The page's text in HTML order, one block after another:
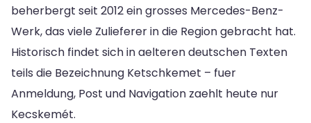
beherbergt seit 2012 ein grosses Mercedes-Benz-
Werk, das viele Zulieferer in die Region gebracht hat.
Historisch findet sich in aelteren deutschen Texten
teils die Bezeichnung Ketschkemet – fuer
Anmeldung, Post und Navigation zaehlt heute nur
Kecskemét.